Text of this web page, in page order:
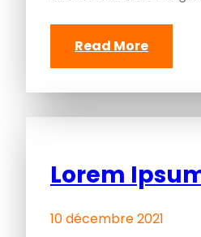
Read More
Lorem
10 décembre 2021